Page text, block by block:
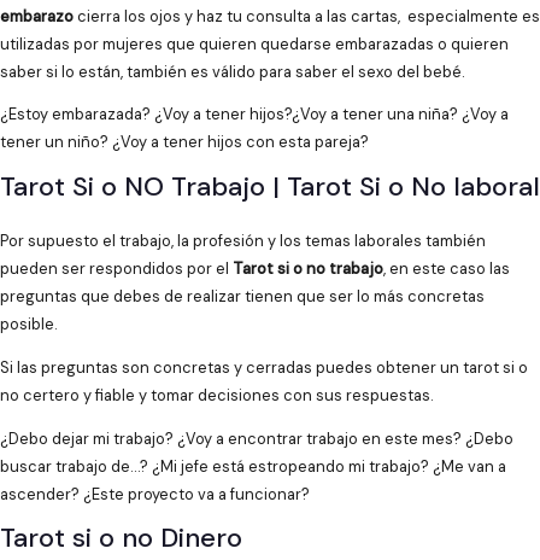
embarazocierra los ojos y haz tu consulta a las cartas, especialmente es
utilizadas por mujeres que quieren quedarse embarazadas o quieren
saber si lo están, también es válido para saber el sexo del bebé.
¿Estoy embarazada? ¿Voy a tener hijos?¿Voy a tener una niña? ¿Voy a
tener un niño? ¿Voy a tener hijos con esta pareja?
Tarot Si o NO Trabajo | Tarot Si o No laboral
Por supuesto el trabajo, la profesión y los temas laborales también
pueden ser respondidos por el Tarot si o no trabajo, en este caso las
preguntas que debes de realizar tienen que ser lo más concretas
posible.
Si las preguntas son concretas y cerradas puedes obtener un tarot si o
no certero y fiable y tomar decisiones con sus respuestas.
¿Debo dejar mi trabajo? ¿Voy a encontrar trabajo en este mes? ¿Debo
buscar trabajo de…? ¿Mi jefe está estropeando mi trabajo? ¿Me van a
ascender? ¿Este proyecto va a funcionar?
Tarot si o no Dinero